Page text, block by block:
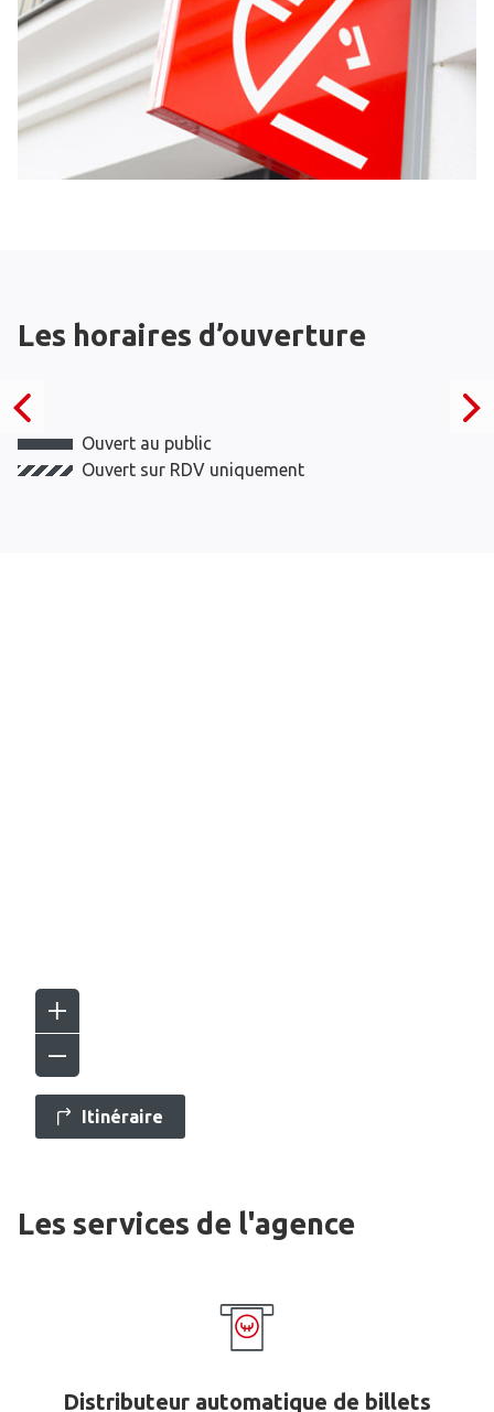
Les horaires d’ouverture
Ouvert au public
Ouvert sur RDV uniquement
Itinéraire
Les services de l'agence
Distributeur automatique de billets